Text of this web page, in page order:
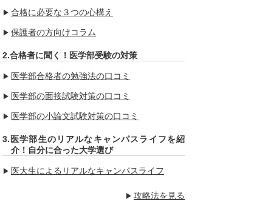
合格に必要な３つの心構え
保護者の方向けコラム
2.合格者に聞く！医学部受験の対策
医学部合格者の勉強法の口コミ
医学部の面接試験対策の口コミ
医学部の小論文試験対策の口コミ
3.医学部生のリアルなキャンパスライフを紹
介！自分に合った大学選び
医大生によるリアルなキャンパスライフ
攻略法を見る